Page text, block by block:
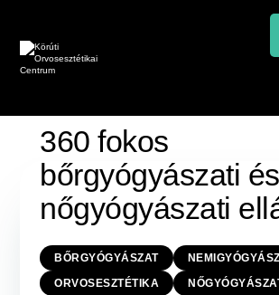
360 fokos
bőrgyógyászati és
nőgyógyászati
BŐRGYÓGYÁSZAT
ORVOSESZTÉTIKA